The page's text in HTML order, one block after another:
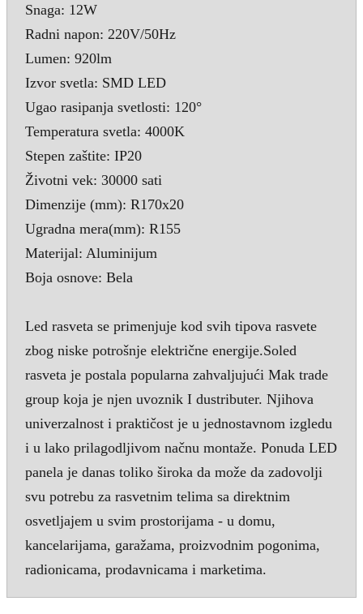
Snaga: 12W
Radni napon: 220V/50Hz
Lumen: 920lm
Izvor svetla: SMD LED
Ugao rasipanja svetlosti: 120°
Temperatura svetla: 4000K
Stepen zaštite: IP20
Životni vek: 30000 sati
Dimenzije (mm): R170x20
Ugradna mera(mm): R155
Materijal: Aluminijum
Boja osnove: Bela
Led rasveta se primenjuje kod svih tipova rasvete
zbog niske potrošnje električne energije.Soled
rasveta je postala popularna zahvaljujući Mak trade
group koja je njen uvoznik I dustributer. Njihova
univerzalnost i praktičost je u jednostavnom izgledu
i u lako prilagodljivom načnu montaže. Ponuda LED
panela je danas toliko široka da može da zadovolji
svu potrebu za rasvetnim telima sa direktnim
osvetljajem u svim prostorijama - u domu,
kancelarijama, garažama, proizvodnim pogonima,
radionicama, prodavnicama i marketima.